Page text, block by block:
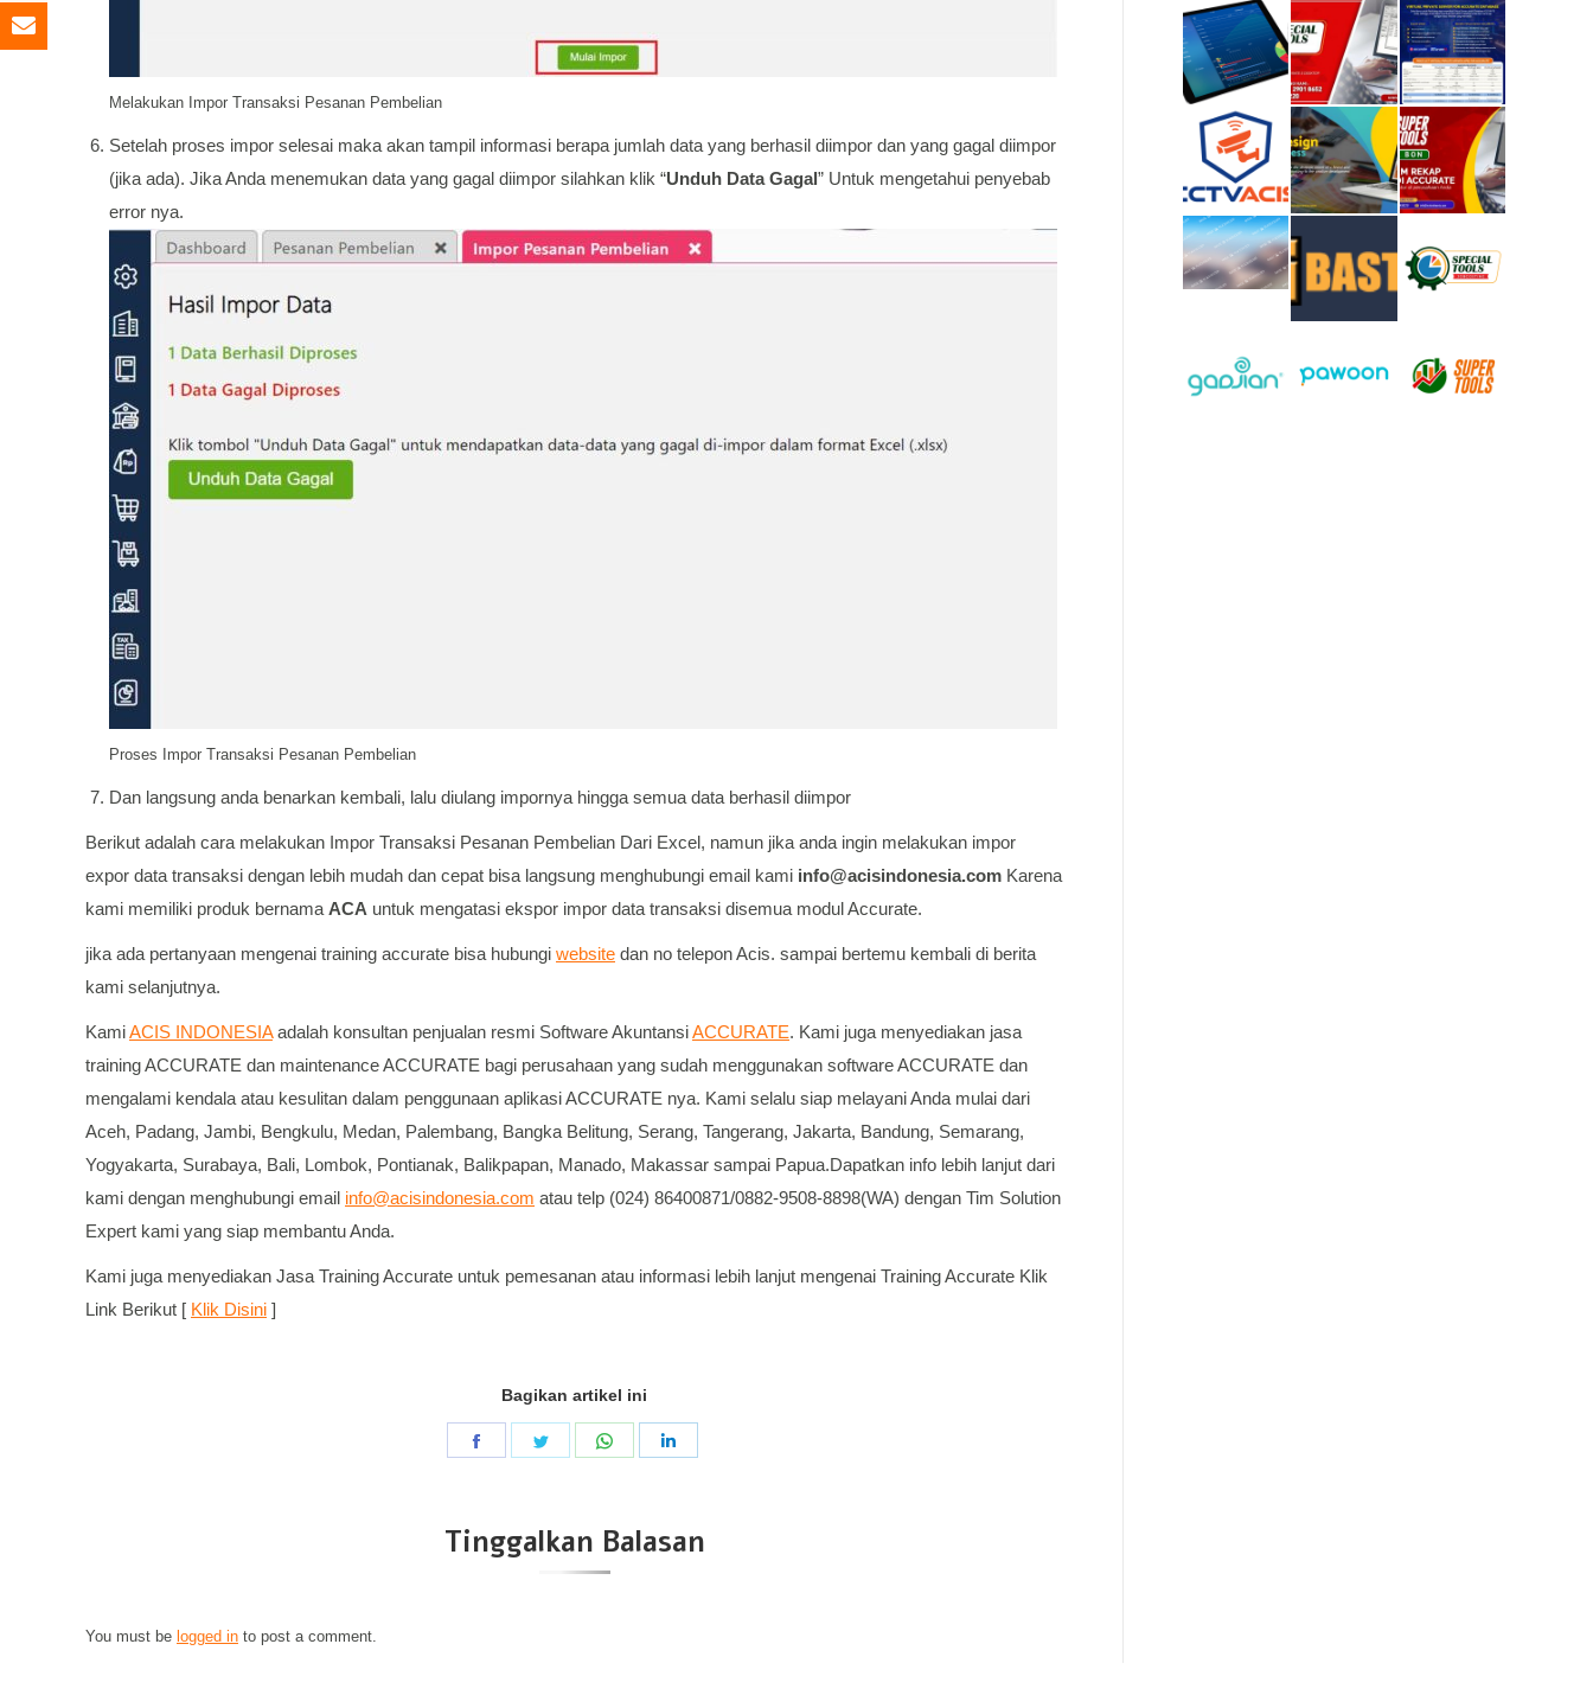
Melakukan Impor Transaksi Pesanan Pembelian
Setelah proses impor selesai maka akan tampil informasi berapa jumlah data yang berhasil diimpor dan yang gagal diimpor
(jika ada). Jika Anda menemukan data yang gagal diimpor silahkan klik “Unduh Data Gagal” Untuk mengetahui penyebab
error nya.
Proses Impor Transaksi Pesanan Pembelian
Dan langsung anda benarkan kembali, lalu diulang impornya hingga semua data berhasil diimpor
Berikut adalah cara melakukan Impor Transaksi Pesanan Pembelian Dari Excel, namun jika anda ingin melakukan impor
expor data transaksi dengan lebih mudah dan cepat bisa langsung menghubungi email kami info@acisindonesia.com Karena
kami memiliki produk bernama ACA untuk mengatasi ekspor impor data transaksi disemua modul Accurate.
jika ada pertanyaan mengenai training accurate bisa hubungi website dan no telepon Acis. sampai bertemu kembali di berita
kami selanjutnya.
KamiACIS INDONESIAadalah konsultan penjualan resmi Software AkuntansiACCURATE. Kami juga menyediakan jasa
training ACCURATE dan maintenance ACCURATE bagi perusahaan yang sudah menggunakan software ACCURATE dan
mengalami kendala atau kesulitan dalam penggunaan aplikasi ACCURATE nya. Kami selalu siap melayani Anda mulai dari
Aceh, Padang, Jambi, Bengkulu, Medan, Palembang, Bangka Belitung, Serang, Tangerang, Jakarta, Bandung, Semarang,
Yogyakarta, Surabaya, Bali, Lombok, Pontianak, Balikpapan, Manado, Makassar sampai Papua.Dapatkan info lebih lanjut dari
kami dengan menghubungi email info@acisindonesia.com atau telp (024) 86400871/0882-9508-8898(WA) dengan Tim Solution
Expert kami yang siap membantu Anda.
Kami juga menyediakan Jasa Training Accurate untuk pemesanan atau informasi lebih lanjut mengenai Training Accurate Klik
Link Berikut [ Klik Disini ]
Bagikan artikel ini
Share
Share
Share
Tinggalkan Balasan
You must be logged in to post a comment.